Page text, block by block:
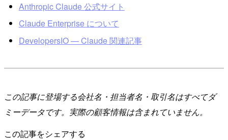
Anthropic Claude 公式サイト
Claude Enterprise について
DevelopersIO — Claude 関連記事
この記事に登場する会社名・担当者名・取引名はすべてダ
ミーデータです。実際の顧客情報は含まれていません。
この記事をシェアする